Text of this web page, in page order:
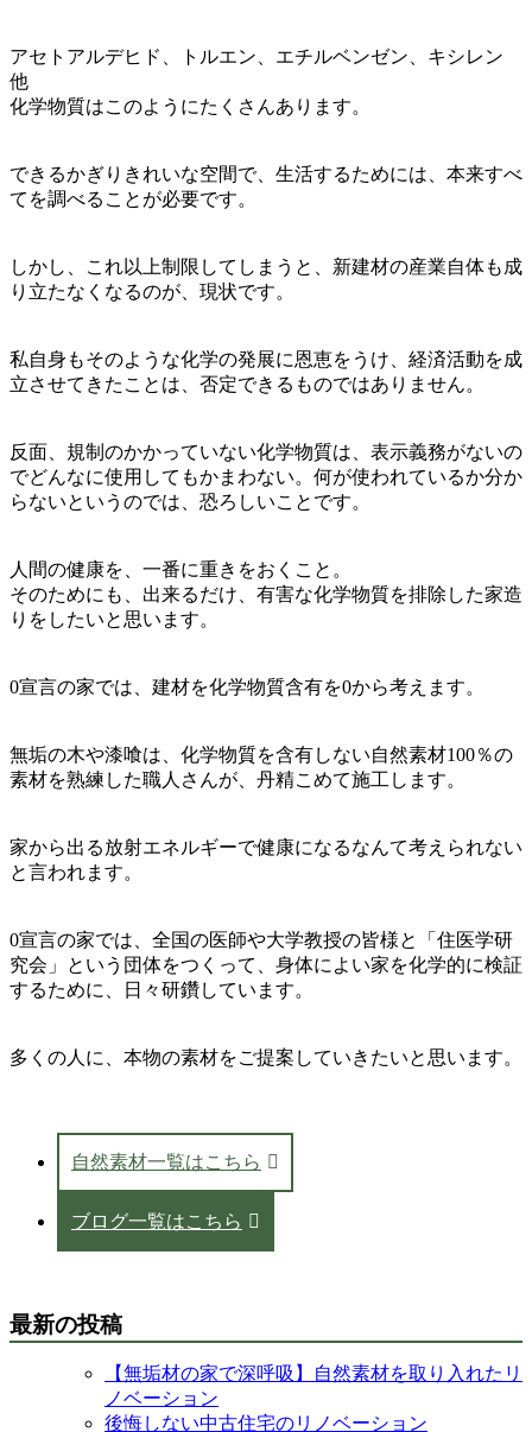
アセトアルデヒド、トルエン、エチルベンゼン、キシレン
他
化学物質はこのようにたくさんあります。
できるかぎりきれいな空間で、生活するためには、本来すべ
てを調べることが必要です。
しかし、これ以上制限してしまうと、新建材の産業自体も成
り立たなくなるのが、現状です。
私自身もそのような化学の発展に恩恵をうけ、経済活動を成
立させてきたことは、否定できるものではありません。
反面、規制のかかっていない化学物質は、表示義務がないの
でどんなに使用してもかまわない。何が使われているか分か
らないというのでは、恐ろしいことです。
人間の健康を、一番に重きをおくこと。
そのためにも、出来るだけ、有害な化学物質を排除した家造
りをしたいと思います。
0宣言の家では、建材を化学物質含有を0から考えます。
無垢の木や漆喰は、化学物質を含有しない自然素材100％の
素材を熟練した職人さんが、丹精こめて施工します。
家から出る放射エネルギーで健康になるなんて考えられない
と言われます。
0宣言の家では、全国の医師や大学教授の皆様と「住医学研
究会」という団体をつくって、身体によい家を化学的に検証
するために、日々研鑽しています。
多くの人に、本物の素材をご提案していきたいと思います。
自然素材一覧はこちら
ブログ一覧はこちら
最新の投稿
【無垢材の家で深呼吸】自然素材を取り入れたリ
ノベーション
後悔しない中古住宅のリノベーション